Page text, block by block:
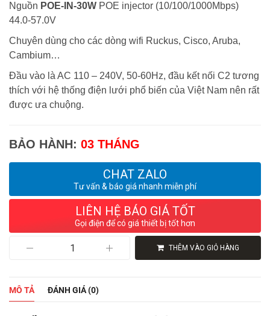
Nguồn POE-IN-30W POE injector (10/100/1000Mbps)
44.0-57.0V
Chuyên dùng cho các dòng wifi Ruckus, Cisco, Aruba,
Cambium…
Đầu vào là AC 110 – 240V, 50-60Hz, đầu kết nối C2 tương
thích với hệ thống điện lưới phổ biến của Việt Nam nên rất
được ưa chuộng.
BẢO HÀNH: 03 THÁNG
CHAT ZALO
Tư vấn & báo giá nhanh miễn phí
LIÊN HỆ BÁO GIÁ TỐT
Gọi điện để có giá thiết bị tốt hơn
POE-
PoE
injector
THÊM VÀO GIỎ HÀNG
MÔ TẢ ĐÁNH GIÁ (0)